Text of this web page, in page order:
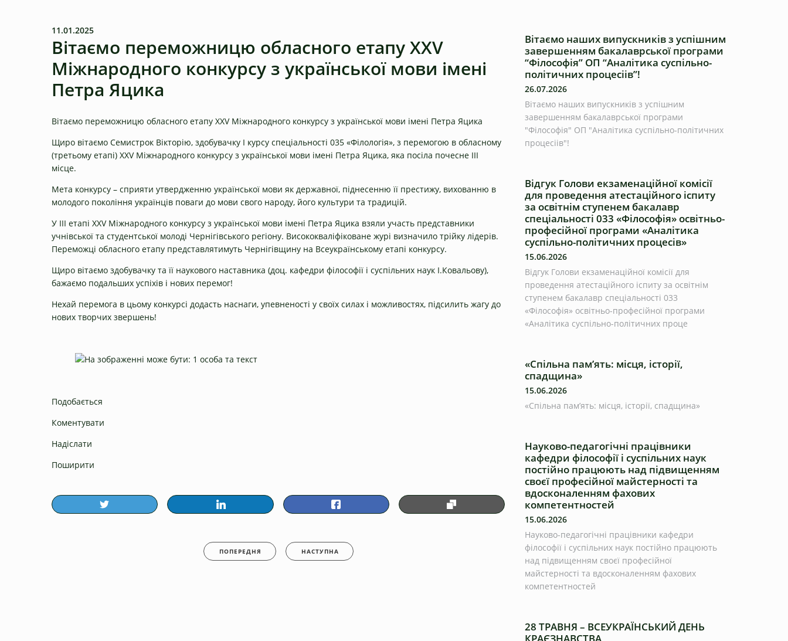
11.01.2025
Вітаємо переможницю обласного етапу ХХV
Міжнародного конкурсу з української мови імені
Петра Яцика
Вітаємо переможницю обласного етапу ХХV Міжнародного конкурсу з української мови імені Петра Яцика
Щиро вітаємо Семистрок Вікторію, здобувачку I курсу спеціальності 035 «Філологія», з перемогою в обласному
(третьому етапі) ХХV Міжнародного конкурсу з української мови імені Петра Яцика, яка посіла почесне III
місце.
Мета конкурсу – сприяти утвердженню української мови як державної, піднесенню її престижу, вихованню в
молодого покоління українців поваги до мови свого народу, його культури та традицій.
У ІІІ етапі XXV Міжнародного конкурсу з української мови імені Петра Яцика взяли участь представники
учнівської та студентської молоді Чернігівського регіону. Висококваліфіковане журі визначило трійку лідерів.
Переможці обласного етапу представлятимуть Чернігівщину на Всеукраїнському етапі конкурсу.
Щиро вітаємо здобувачку та її наукового наставника (доц. кафедри філософії і суспільних наук І.Ковальову),
бажаємо подальших успіхів і нових перемог!
Нехай перемога в цьому конкурсі додасть наснаги, упевненості у своїх силах і можливостях, підсилить жагу до
нових творчих звершень!
Подобається
Коментувати
Надіслати
Поширити
ПОПЕРЕДНЯ НАСТУПНА
Вітаємо наших випускників з успішним
завершенням бакалаврської програми
“Філософія” ОП “Аналітика суспільно-
політичних процесіів”!
26.07.2026
Вітаємо наших випускників з успішним
завершенням бакалаврської програми
"Філософія" ОП "Аналітика суспільно-політичних
процесіів"!
Відгук Голови екзаменаційної комісії
для проведення атестаційного іспиту
за освітнім ступенем бакалавр
спеціальності 033 «Філософія» освітньо-
професійної програми «Аналітика
суспільно-політичних процесів»
15.06.2026
Відгук Голови екзаменаційної комісії для
проведення атестаційного іспиту за освітнім
ступенем бакалавр спеціальності 033
«Філософія» освітньо-професійної програми
«Аналітика суспільно-політичних проце
«Спільна пам’ять: місця, історії,
спадщина»
15.06.2026
«Спільна пам’ять: місця, історії, спадщина»
Науково-педагогічні працівники
кафедри філософії і суспільних наук
постійно працюють над підвищенням
своєї професійної майстерності та
вдосконаленням фахових
компетентностей
15.06.2026
Науково-педагогічні працівники кафедри
філософії і суспільних наук постійно працюють
над підвищенням своєї професійної
майстерності та вдосконаленням фахових
компетентностей
28 ТРАВНЯ – ВСЕУКРАЇНСЬКИЙ ДЕНЬ